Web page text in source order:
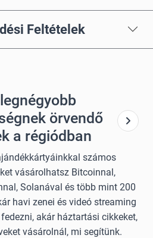
Feltételek
örvendő
a régiódban
számos
vásárolhatsz Bitcoinnal,
Solanával és több mint 200
havi zenei és videó streaming
akár háztartási cikkeket,
vásárolnál, mi segítünk.